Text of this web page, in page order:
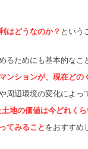
はどうなのか？ という
ためにも基本的なこ
ンションが、現在どの
周辺環境の変化によっ
土地の価値は今どれく
てみることをおすすめ